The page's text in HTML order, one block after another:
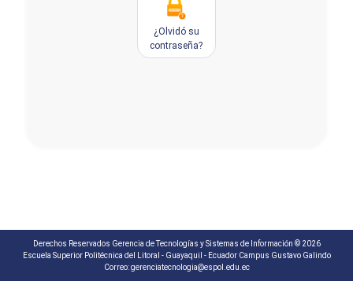
¿Olvidó su
contraseña?
Derechos Reservados Gerencia de Tecnologías y Sistemas de Información © 2026
Escuela Superior Politécnica del Litoral - Guayaquil - Ecuador Campus Gustavo Galindo
Correo: gerenciatecnologia@espol.edu.ec